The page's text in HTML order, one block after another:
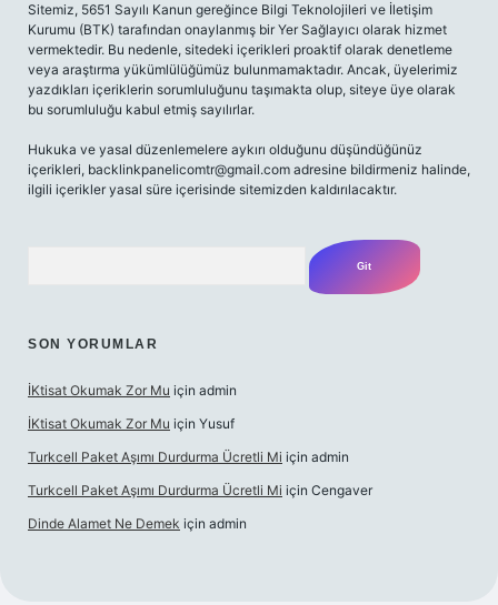
Sitemiz, 5651 Sayılı Kanun gereğince Bilgi Teknolojileri ve İletişim
Kurumu (BTK) tarafından onaylanmış bir Yer Sağlayıcı olarak hizmet
vermektedir. Bu nedenle, sitedeki içerikleri proaktif olarak denetleme
veya araştırma yükümlülüğümüz bulunmamaktadır. Ancak, üyelerimiz
yazdıkları içeriklerin sorumluluğunu taşımakta olup, siteye üye olarak
bu sorumluluğu kabul etmiş sayılırlar.
Hukuka ve yasal düzenlemelere aykırı olduğunu düşündüğünüz
içerikleri, backlinkpanelicomtr@gmail.com adresine bildirmeniz halinde,
ilgili içerikler yasal süre içerisinde sitemizden kaldırılacaktır.
SON YORUMLAR
İKtisat Okumak Zor Mu için admin
İKtisat Okumak Zor Mu için Yusuf
Turkcell Paket Aşımı Durdurma Ücretli Mi için admin
Turkcell Paket Aşımı Durdurma Ücretli Mi için Cengaver
Dinde Alamet Ne Demek için admin